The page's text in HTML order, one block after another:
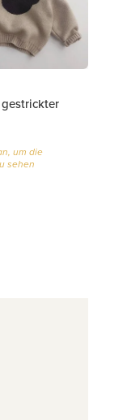
um die
sehen